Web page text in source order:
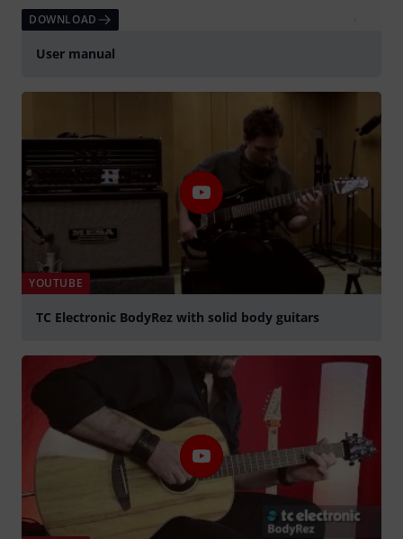
DOWNLOAD
User manual
YOUTUBE
TC Electronic BodyRez with solid body guitars